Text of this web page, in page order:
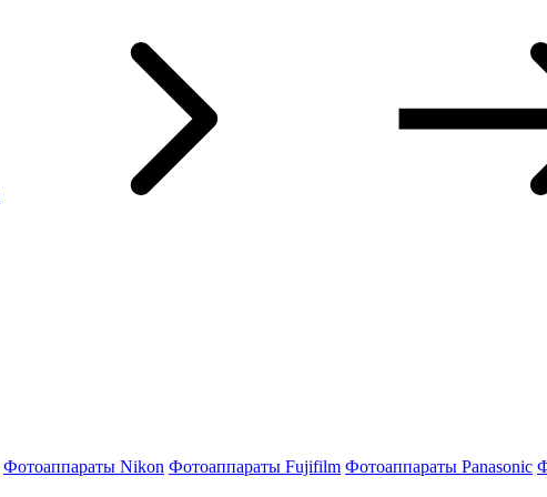
Фотоаппараты Nikon Фотоаппараты Fujifilm Фотоаппараты Panasonic